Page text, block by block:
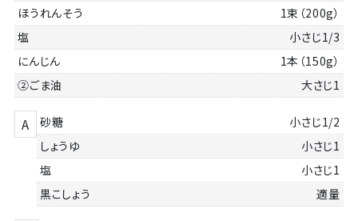
ほうれんそう
1束（200g）
塩
小さじ1/3
にんじん
1本（150g）
②ごま油
大さじ1
A 砂糖
小さじ1/2
しょうゆ
小さじ1
塩
小さじ1
黒こしょう
適量